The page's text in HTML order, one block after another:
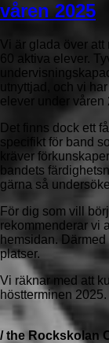
våren 2025
Vi är glada över att
60 aktiva elever.
utnyttjad, och vi
elever under våren
Det finns dock ett
specifikt för band
kräver
bandets
gärna så
För dig som vill
rekommenderar vi
hemsidan. Därmed
platser.
Vi räknar med att
höstterminen 2025.
/ the Rockskolan